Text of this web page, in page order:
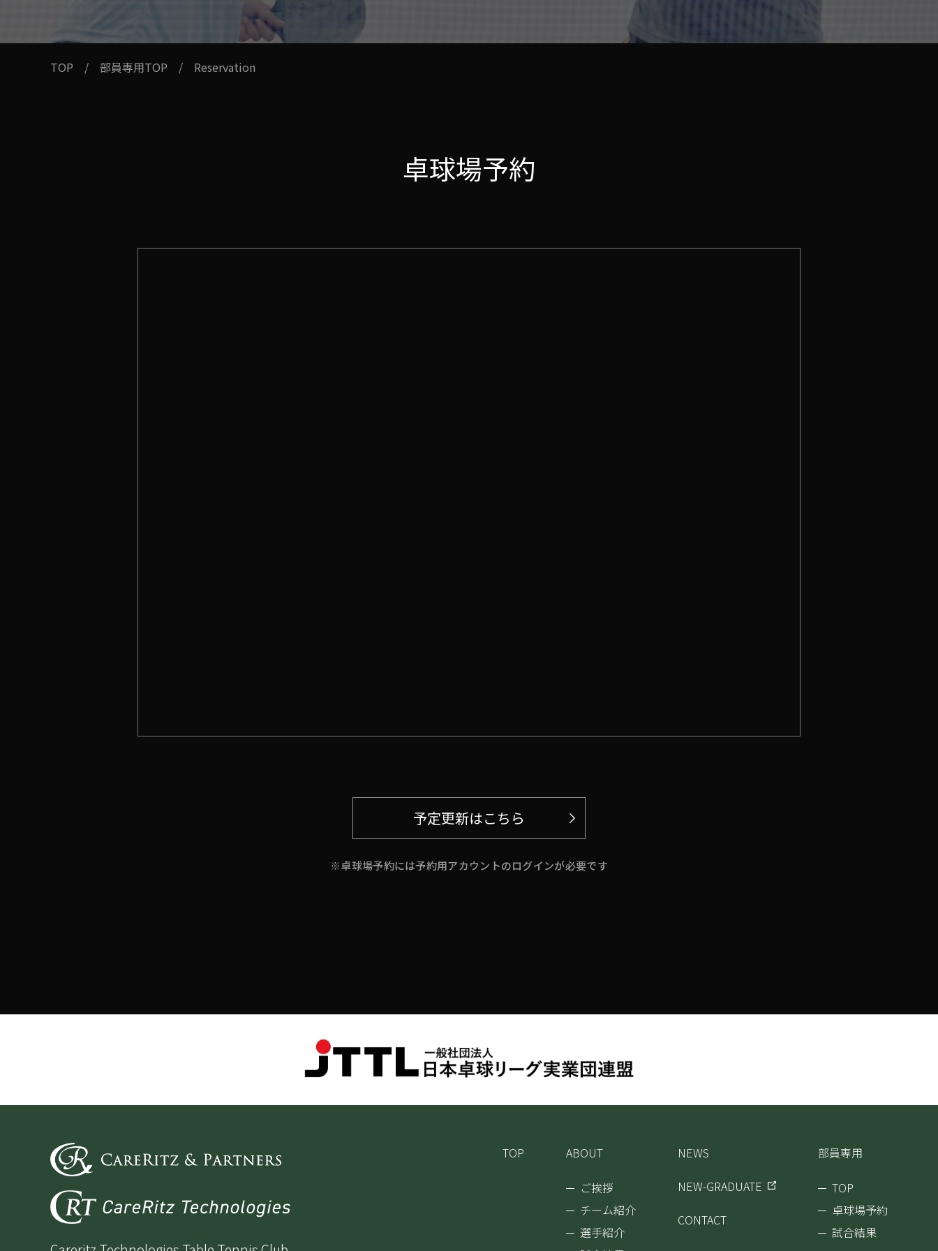
TOP / 部員専用TOP / Reservation
卓球場予約
予定更新はこちら
※卓球場予約には予約用アカウントのログインが必要です
TOP ABOUT
ご挨拶
チーム紹介
選手紹介
NEWS
NEW-GRADUATE
CONTACT
部員専用
TOP
卓球場予約
試合結果